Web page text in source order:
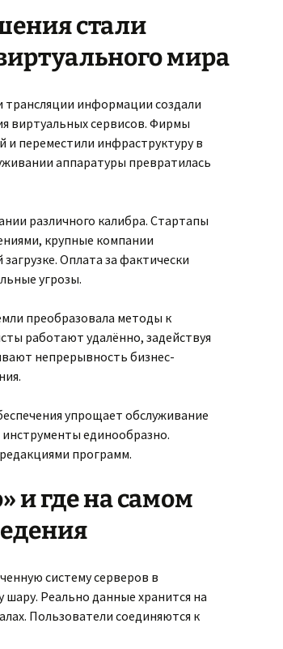
стали
мира
трансляции информации создали
виртуальных сервисов. Фирмы
переместили инфраструктуру в
аппаратуры превратилась
различного калибра. Стартапы
крупные компании
Оплата за фактически
угрозы.
преобразовала методы к
работают удалённо, задействуя
непрерывность бизнес-
упрощает обслуживание
единообразно.
программ.
и где на самом
систему серверов в
Реально данные хранится на
Пользователи соединяются к